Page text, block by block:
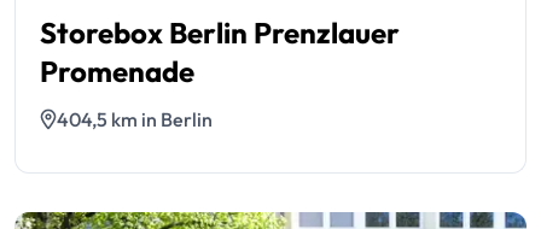
Storebox Berlin Prenzlauer
Promenade
404,5 km in Berlin